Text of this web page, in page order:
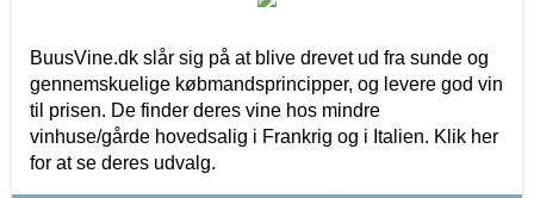
BuusVine.dk slår sig på at blive drevet ud fra sunde og
gennemskuelige købmandsprincipper, og levere god vin
til prisen. De finder deres vine hos mindre
vinhuse/gårde hovedsalig i Frankrig og i Italien. Klik her
for at se deres udvalg.